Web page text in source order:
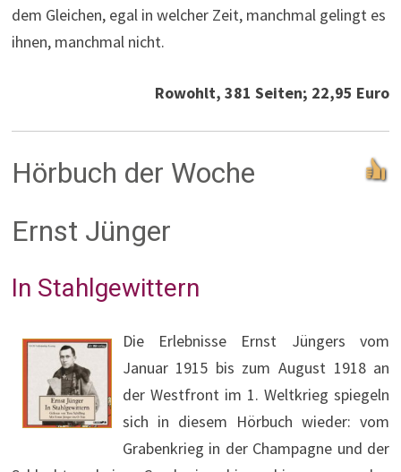
dem Gleichen, egal in welcher Zeit, manchmal gelingt es
ihnen, manchmal nicht.
Rowohlt, 381 Seiten; 22,95 Euro
Hörbuch der Woche
Ernst Jünger
In Stahlgewittern
Die Erlebnisse Ernst Jüngers vom
Januar 1915 bis zum August 1918 an
der Westfront im 1. Weltkrieg spiegeln
sich in diesem Hörbuch wieder: vom
Grabenkrieg in der Champagne und der